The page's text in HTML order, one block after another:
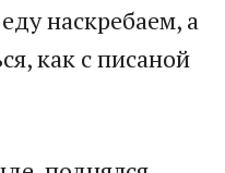
наскребаем, а
как с писаной